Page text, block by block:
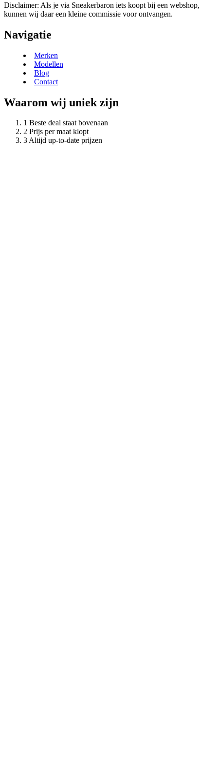
Disclaimer: Als je via Sneakerbaron iets koopt bij een webshop,
kunnen wij daar een kleine commissie voor ontvangen.
Navigatie
Merken
Modellen
Blog
Contact
Waarom wij uniek zijn
Beste deal staat bovenaan
Prijs per maat klopt
Altijd up-to-date prijzen